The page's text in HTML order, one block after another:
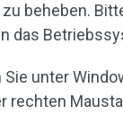
beheben.
das
Sie unter
rechten